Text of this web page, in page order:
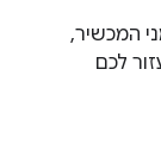
המכשיר,
לכם